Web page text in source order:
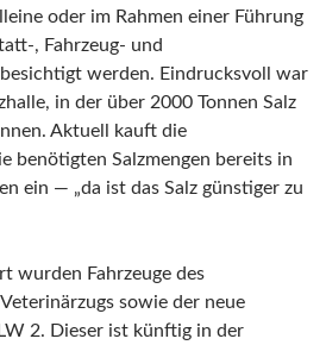
oder im Rahmen einer Führung
, Fahrzeug- und
werden. Eindrucksvoll war
in der über 2000 Tonnen Salz
Aktuell kauft die
benötigten Salzmengen bereits in
ein — „da ist das Salz günstiger zu
wurden Fahrzeuge des
sowie der neue
2. Dieser ist künftig in der